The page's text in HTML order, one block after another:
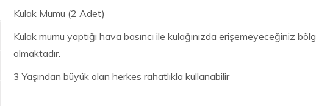
Kulak Mumu (2 Adet)
Kulak mumu yaptığı hava basıncı ile kulağınızda erişemeyeceğiniz
olmaktadır.
3 Yaşından büyük olan herkes rahatlıkla kullanabilir